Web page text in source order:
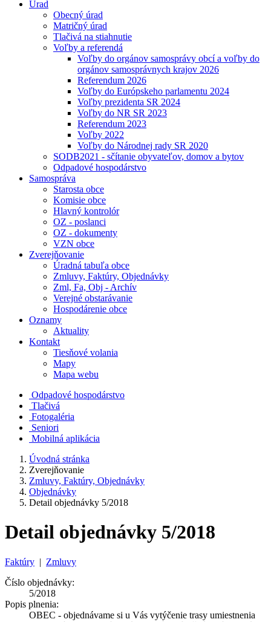
Úrad
Obecný úrad
Matričný úrad
Tlačivá na stiahnutie
Voľby a referendá
Voľby do orgánov samosprávy obcí a voľby do
orgánov samosprávnych krajov 2026
Referendum 2026
Voľby do Európskeho parlamentu 2024
Voľby prezidenta SR 2024
Voľby do NR SR 2023
Referendum 2023
Voľby 2022
Voľby do Národnej rady SR 2020
SODB2021 - sčítanie obyvateľov, domov a bytov
Odpadové hospodárstvo
Samospráva
Starosta obce
Komisie obce
Hlavný kontrolór
OZ - poslanci
OZ - dokumenty
VZN obce
Zverejňovanie
Úradná tabuľa obce
Zmluvy, Faktúry, Objednávky
Zml, Fa, Obj - Archív
Verejné obstarávanie
Hospodárenie obce
Oznamy
Aktuality
Kontakt
Tiesňové volania
Mapy
Mapa webu
Odpadové hospodárstvo
Tlačivá
Fotogaléria
Seniori
Mobilná aplikácia
Úvodná stránka
Zverejňovanie
Zmluvy, Faktúry, Objednávky
Objednávky
Detail objednávky 5/2018
Detail objednávky 5/2018
Faktúry | Zmluvy
Číslo objednávky:
5/2018
Popis plnenia:
OBEC - objednávame si u Vás vytýčenie trasy umiestnenia